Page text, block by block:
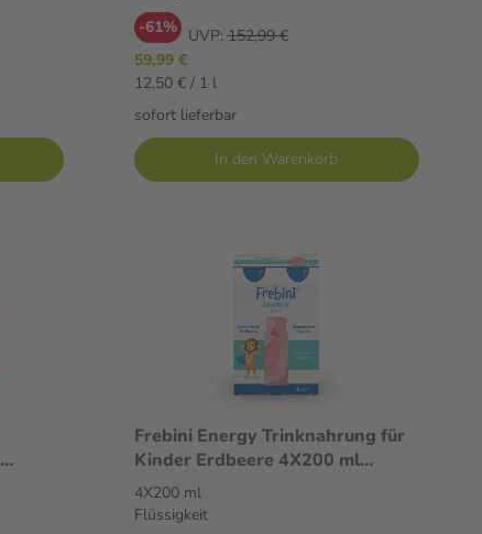
-61%
UVP: 152,99 €
59,99 €
12,50 € / 1 l
sofort lieferbar
In den Warenkorb
Frebini Energy Trinknahrung für
Kinder Erdbeere 4X200 ml
Flüssigkeit
4X200 ml
Flüssigkeit